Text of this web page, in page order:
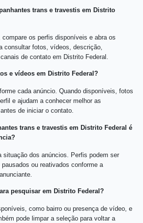
trans e travestis em Distrito
os perfis disponíveis e abra os
consultar fotos, vídeos, descrição,
de contato em Distrito Federal.
e vídeos em Distrito Federal?
cada anúncio. Quando disponíveis, fotos
e ajudam a conhecer melhor as
de iniciar o contato.
trans e travestis em Distrito Federal é
situação dos anúncios. Perfis podem ser
ou reativados conforme a
pesquisar em Distrito Federal?
como bairro ou presença de vídeo, e
pode limpar a seleção para voltar a